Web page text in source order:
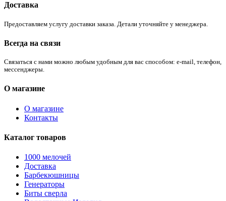
Доставка
Предоставляем услугу доставки заказа. Детали уточняйте у менеджера.
Всегда на связи
Связаться с нами можно любым удобным для вас способом: e-mail, телефон,
мессенджеры.
О магазине
О магазине
Контакты
Каталог товаров
1000 мелочей
Доставка
Барбекюшницы
Генераторы
Биты сверла